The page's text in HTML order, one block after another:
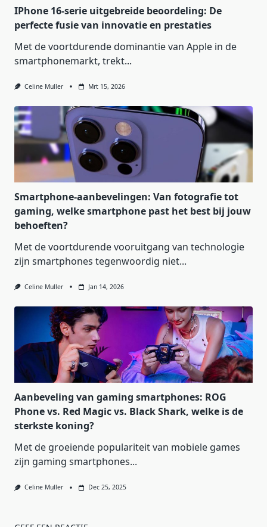
IPhone 16-serie uitgebreide beoordeling: De
perfecte fusie van innovatie en prestaties
Met de voortdurende dominantie van Apple in de
smartphonemarkt, trekt...
Celine Muller Mrt 15, 2026
Smartphone-aanbevelingen: Van fotografie tot
gaming, welke smartphone past het best bij jouw
behoeften?
Met de voortdurende vooruitgang van technologie
zijn smartphones tegenwoordig niet...
Celine Muller Jan 14, 2026
Aanbeveling van gaming smartphones: ROG
Phone vs. Red Magic vs. Black Shark, welke is de
sterkste koning?
Met de groeiende populariteit van mobiele games
zijn gaming smartphones...
Celine Muller Dec 25, 2025